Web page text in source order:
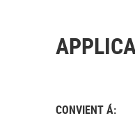
CONVIENT Á: